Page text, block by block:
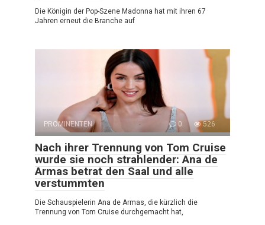
Die Königin der Pop-Szene Madonna hat mit ihren 67
Jahren erneut die Branche auf
PROMINENTEN 0 526
Nach ihrer Trennung von Tom Cruise
wurde sie noch strahlender: Ana de
Armas betrat den Saal und alle
verstummten
Die Schauspielerin Ana de Armas, die kürzlich die
Trennung von Tom Cruise durchgemacht hat,